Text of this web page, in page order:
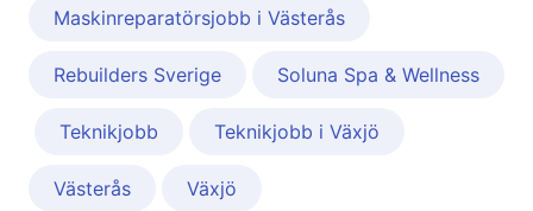
Maskinreparatörsjobb i Västerås
Rebuilders Sverige Soluna Spa & Wellness
Teknikjobb Teknikjobb i Växjö
Västerås Växjö